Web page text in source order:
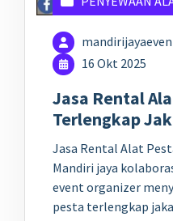
16 Okt 2025
Jasa Rental
Terlengkap
Jasa Rental Alat
Mandiri jaya
event organizer
pesta terlengkap